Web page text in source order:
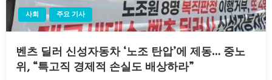
사회 주요 기사
벤츠 딜러 신성자동차 ‘노조 탄압’에 제동… 중노
위, “특고직 경제적 손실도 배상하라”